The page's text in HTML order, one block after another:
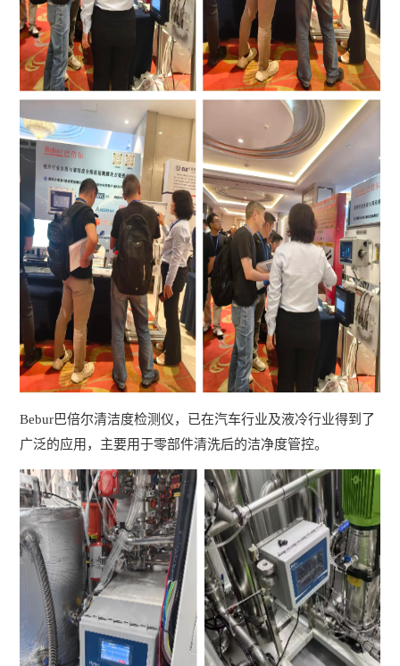
Bebur巴倍尔清洁度检测仪，已在汽车行业及液冷行业得到了
广泛的应用，主要用于零部件清洗后的洁净度管控。